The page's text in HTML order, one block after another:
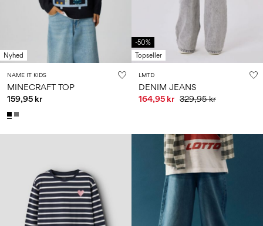
Nyhed
NAME IT KIDS
MINECRAFT TOP
159,95 kr
-50%
Topseller
LMTD
DENIM JEANS
164,95 kr 329,95 kr